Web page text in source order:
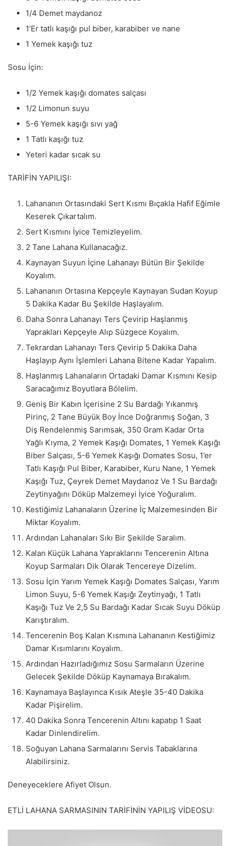
1/4 Demet maydanoz
1’Er tatlı kaşığı pul biber, karabiber ve nane
1 Yemek kaşığı tuz
Sosu İçin:
1/2 Yemek kaşığı domates salçası
1/2 Limonun suyu
5-6 Yemek kaşığı sıvı yağ
1 Tatlı kaşığı tuz
Yeteri kadar sıcak su
TARİFİN YAPILIŞI:
Lahananın Ortasındaki Sert Kısmı Bıçakla Hafif Eğimle
Keserek Çıkartalım.
Sert Kısmını İyice Temizleyelim.
2 Tane Lahana Kullanacağız.
Kaynayan Suyun İçine Lahanayı Bütün Bir Şekilde
Koyalım.
Lahananın Ortasına Kepçeyle Kaynayan Sudan Koyup
5 Dakika Kadar Bu Şekilde Haşlayalım.
Daha Sonra Lahanayı Ters Çevirip Haşlanmış
Yaprakları Kepçeyle Alıp Süzgece Koyalım.
Tekrardan Lahanayı Ters Çevirip 5 Dakika Daha
Haşlayıp Aynı İşlemleri Lahana Bitene Kadar Yapalım.
Haşlanmış Lahanaların Ortadaki Damar Kısmını Kesip
Saracağımız Boyutlara Bölelim.
Geniş Bir Kabın İçerisine 2 Su Bardağı Yıkanmış
Pirinç, 2 Tane Büyük Boy İnce Doğranmış Soğan, 3
Diş Rendelenmiş Sarımsak, 350 Gram Kadar Orta
Yağlı Kıyma, 2 Yemek Kaşığı Domates, 1 Yemek Kaşığı
Biber Salçası, 5-6 Yemek Kaşığı Domates Sosu, 1’er
Tatlı Kaşığı Pul Biber, Karabiber, Kuru Nane, 1 Yemek
Kaşığı Tuz, Çeyrek Demet Maydanoz Ve 1 Su Bardağı
Zeytinyağını Döküp Malzemeyi İyice Yoğuralım.
Kestiğimiz Lahanaların Üzerine İç Malzemesinden Bir
Miktar Koyalım.
Ardından Lahanaları Sıkı Bir Şekilde Saralım.
Kalan Küçük Lahana Yapraklarını Tencerenin Altına
Koyup Sarmaları Dik Olarak Tencereye Dizelim.
Sosu İçin Yarım Yemek Kaşığı Domates Salçası, Yarım
Limon Suyu, 5-6 Yemek Kaşığı Zeytinyağı, 1 Tatlı
Kaşığı Tuz Ve 2,5 Su Bardağı Kadar Sıcak Suyu Döküp
Karıştıralım.
Tencerenin Boş Kalan Kısmına Lahananın Kestiğimiz
Damar Kısımlarını Koyalım.
Ardından Hazırladığımız Sosu Sarmaların Üzerine
Gelecek Şekilde Döküp Kaynamaya Bırakalım.
Kaynamaya Başlayınca Kısık Ateşle 35-40 Dakika
Kadar Pişirelim.
40 Dakika Sonra Tencerenin Altını kapatıp 1 Saat
Kadar Dinlendirelim.
Soğuyan Lahana Sarmalarını Servis Tabaklarına
Alabilirsiniz.
Deneyeceklere Afiyet Olsun.
ETLİ LAHANA SARMASININ TARİFİNİN YAPILIŞ VİDEOSU: